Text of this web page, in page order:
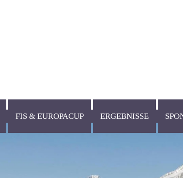
FIS & EUROPACUP
ERGEBNISSE